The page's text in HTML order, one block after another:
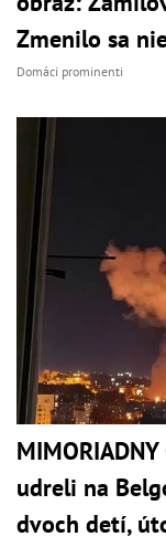
Zmenilo sa
Domáci prominenti
udreli na
dvoch detí,